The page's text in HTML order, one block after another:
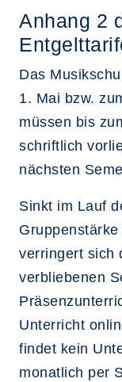
Anhang 2
Das
1. Mai bzw.
müssen bis
schriftlich
nächsten
Sinkt im Lauf
verringert sich
verbliebenen
Unterricht
findet kein
monatlich per